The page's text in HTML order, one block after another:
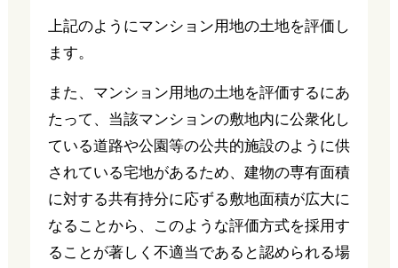
上記のようにマンション用地の土地を評価し
ます。
また、マンション用地の土地を評価するにあ
たって、当該マンションの敷地内に公衆化し
ている道路や公園等の公共的施設のように供
されている宅地があるため、建物の専有面積
に対する共有持分に応ずる敷地面積が広大に
なることから、このような評価方式を採用す
ることが著しく不適当であると認められる場